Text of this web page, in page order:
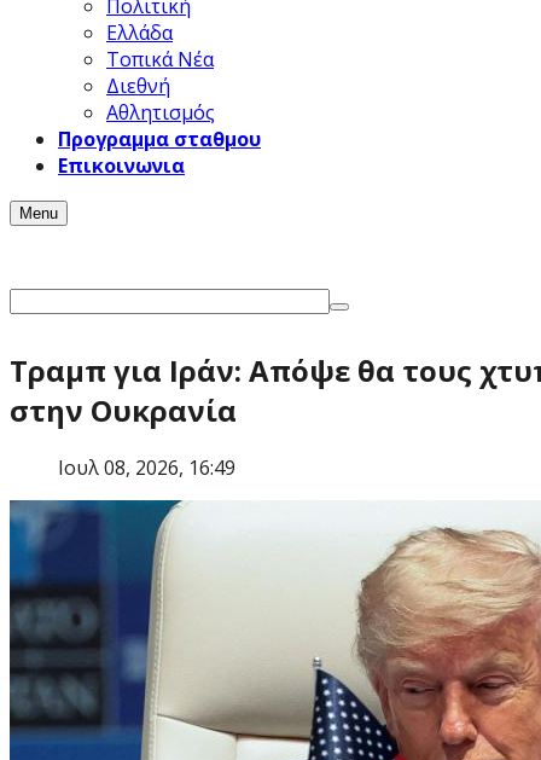
Πολιτική
Ελλάδα
Τοπικά Νέα
Διεθνή
Αθλητισμός
Προγραμμα σταθμου
Επικοινωνια
Menu
Τραμπ για Ιράν: Απόψε θα τους
στην Ουκρανία
Ιουλ 08, 2026, 16:49